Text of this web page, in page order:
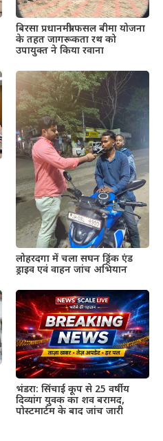
बिरसा प्रधानमंत्री फसल बीमा योजना
के तहत जागरूकता रथ को
उपायुक्त ने किया रवाना
लोहरदगा में चला सघन ड्रिंक एंड
ड्राइव एवं वाहन जांच अभियान
भंडरा: सिंचाई कूप से 25 वर्षीय
दिव्यांग युवक का शव बरामद,
पोस्टमार्टम के बाद जांच जारी